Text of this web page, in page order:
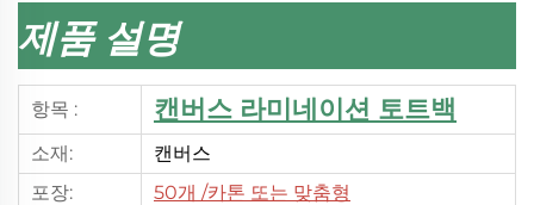
제품 설명
항목 : 캔버스 라미네이션 토트백
소재:
캔버스
포장:
50개 /카톤 또는 맞춤형